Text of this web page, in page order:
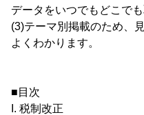
データをいつでもどこで
(3)テーマ別掲載のため、
よくわかります。
■目次
I. 税制改正